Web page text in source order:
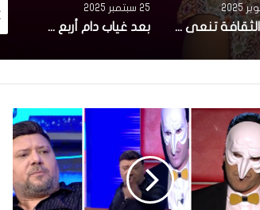
بعد غياب دام أربع سنوات..سامي الفهري يعلن عن مسلسل جديد بعوان “هاذي آخرتها”
24 سبتمبر 2025
سمير الوافي يعلن عن وفاة شقيقه ماهر:”فاجعة كبيرة.. رحل عنا في عز شبابه”